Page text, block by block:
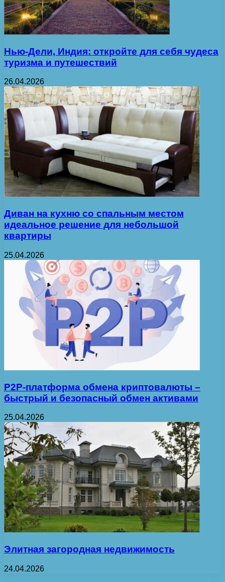
Нью-Дели, Индия: откройте для себя чудеса
туризма и путешествий
26.04.2026
Диван на кухню со спальным местом
идеальное решение для небольшой
квартиры
25.04.2026
P2P-платформа обмена криптовалюты –
быстрый и безопасный обмен активами
25.04.2026
Элитная загородная недвижимость
24.04.2026